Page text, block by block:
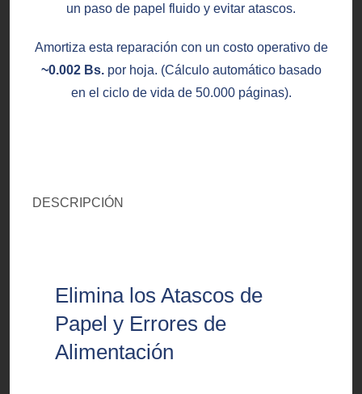
un paso de papel fluido y evitar atascos.
Amortiza esta reparación con un costo operativo de
~0.002 Bs.por hoja. (Cálculo automático basado
en el ciclo de vida de 50.000 páginas).
DESCRIPCIÓN
Elimina los Atascos de
Papel y Errores de
Alimentación